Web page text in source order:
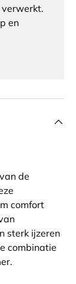
en
de
comfort
sterk ijzeren
combinatie